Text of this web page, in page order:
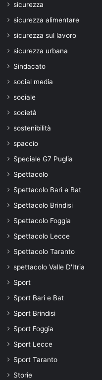
sicurezza
sicurezza alimentare
sicurezza sul lavoro
sicurezza urbana
Sindacato
social media
sociale
società
sostenibilità
spaccio
Speciale G7 Puglia
Spettacolo
Spettacolo Bari e Bat
Spettacolo Brindisi
Spettacolo Foggia
Spettacolo Lecce
Spettacolo Taranto
spettacolo Valle D'Itria
Sport
Sport Bari e Bat
Sport Brindisi
Sport Foggia
Sport Lecce
Sport Taranto
Storie